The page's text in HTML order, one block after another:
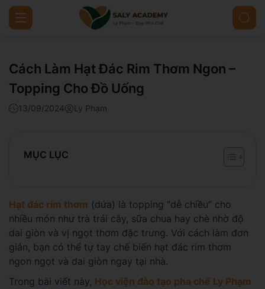
Cách Làm Hạt Đác Rim Thơm Ngon –
Topping Cho Đồ Uống
13/09/2024 Ly Phạm
MỤC LỤC
Hạt đác rim thơm (dứa) là topping “dễ chiều” cho
nhiều món như trà trái cây, sữa chua hay chè nhờ độ
dai giòn và vị ngọt thơm đặc trưng. Với cách làm đơn
giản, bạn có thể tự tay chế biến hạt đác rim thơm
ngon ngọt và dai giòn ngay tại nhà.
Trong bài viết này, Học viện đào tạo pha chế Ly Phạm